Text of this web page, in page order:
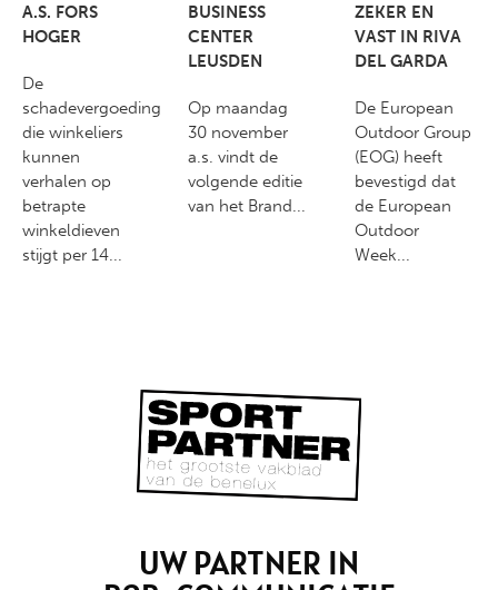
A.S. FORS
HOGER
De
schadevergoeding
die winkeliers
kunnen
verhalen op
betrapte
winkeldieven
stijgt per 14...
BUSINESS
CENTER
LEUSDEN
Op maandag
30 november
a.s. vindt de
volgende editie
van het Brand...
ZEKER EN
VAST IN RIVA
DEL GARDA
De European
Outdoor Group
(EOG) heeft
bevestigd dat
de European
Outdoor
Week...
UW PARTNER IN